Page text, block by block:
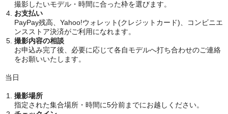
撮影したいモデル・時間に合った枠を選びます。
お支払い
PayPay残高、Yahoo!ウォレット(クレジットカード)、コンビニエ
ンスストア決済がご利用になれます。
撮影内容の相談
お申込み完了後、必要に応じて各自モデルへ打ち合わせのご連絡
をお願いいたします。
当日
撮影場所
指定された集合場所・時間に5分前までにお越しください。